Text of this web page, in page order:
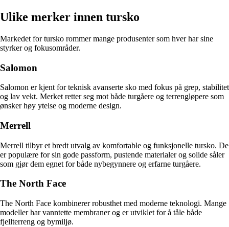
Ulike merker innen tursko
Markedet for tursko rommer mange produsenter som hver har sine
styrker og fokusområder.
Salomon
Salomon er kjent for teknisk avanserte sko med fokus på grep, stabilitet
og lav vekt. Merket retter seg mot både turgåere og terrengløpere som
ønsker høy ytelse og moderne design.
Merrell
Merrell tilbyr et bredt utvalg av komfortable og funksjonelle tursko. De
er populære for sin gode passform, pustende materialer og solide såler
som gjør dem egnet for både nybegynnere og erfarne turgåere.
The North Face
The North Face kombinerer robusthet med moderne teknologi. Mange
modeller har vanntette membraner og er utviklet for å tåle både
fjellterreng og bymiljø.